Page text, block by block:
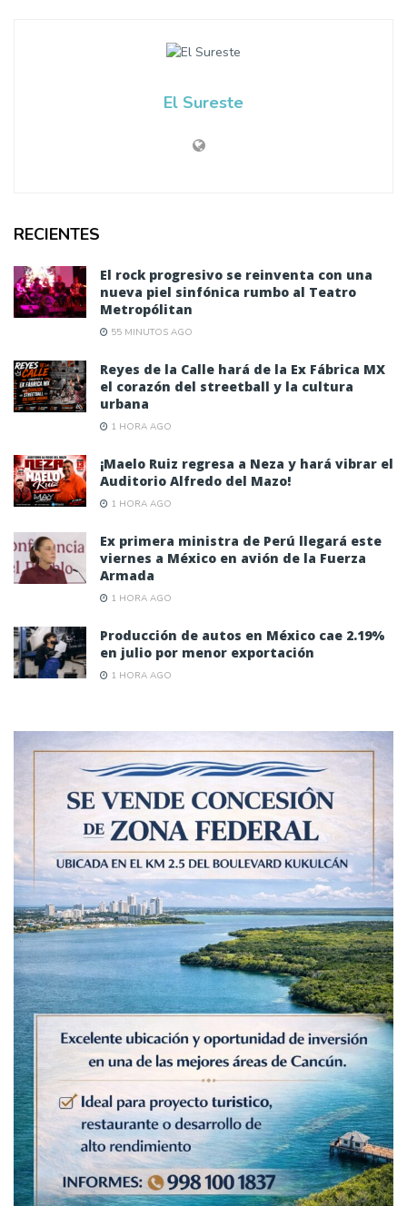
El Sureste
RECIENTES
El rock progresivo se reinventa con una
nueva piel sinfónica rumbo al Teatro
Metropólitan
55 MINUTOS AGO
Reyes de la Calle hará de la Ex Fábrica MX
el corazón del streetball y la cultura
urbana
1 HORA AGO
¡Maelo Ruiz regresa a Neza y hará vibrar el
Auditorio Alfredo del Mazo!
1 HORA AGO
Ex primera ministra de Perú llegará este
viernes a México en avión de la Fuerza
Armada
1 HORA AGO
Producción de autos en México cae 2.19%
en julio por menor exportación
1 HORA AGO